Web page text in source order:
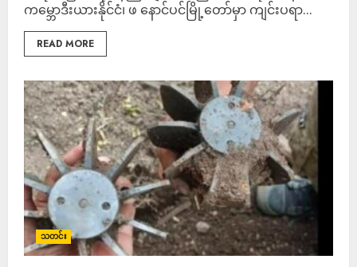
ကမ္ဘောဒီးယားနိုင်ငံ၊ ဖ နောင်ပင်မြို့တော်မှာ ကျင်းပရာ...
READ MORE
သတင်း